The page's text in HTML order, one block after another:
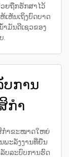
ຍຖືກຮັກສາໄວ້
ເຫັນເຖິງບົດບາດ
ຳມັນດີເຊວຂອງ
.
ບການ
ກຳ
ກຳຂະໜາດໃຫຍ່
ພະລັງງານທີ່ຍືນ
ລັບລະບົບການຮົດ